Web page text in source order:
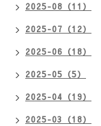
2025-08（11）
2025-07（12）
2025-06（18）
2025-05（5）
2025-04（19）
2025-03（18）